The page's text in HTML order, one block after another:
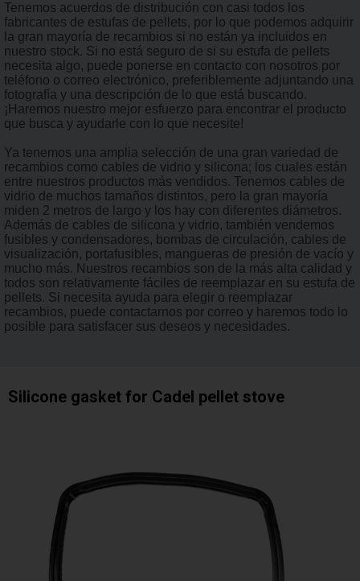
Tenemos acuerdos de distribución con casi todos los
fabricantes de estufas de pellets, por lo que podemos adquirir
la gran mayoría de recambios si no están ya incluidos en
nuestro stock. Si no está seguro de si su estufa de pellets
necesita algo, puede ponerse en contacto con nosotros por
teléfono o correo electrónico, preferiblemente adjuntando una
fotografía y una descripción de lo que está buscando.
¡Haremos nuestro mejor esfuerzo para encontrar el producto
que busca y ayudarle con lo que necesite!
Ya tenemos una amplia selección de una gran variedad de
recambios como cables de vidrio y silicona; los cuales están
entre nuestros productos más vendidos. Tenemos cables de
vidrio de muchos tamaños distintos, pero la gran mayoría
miden 2 metros de largo y los hay con diferentes diámetros.
Además de cables de silicona y vidrio, también vendemos
fusibles y condensadores, bombas de circulación, cables de
visualización, portafusibles, mangueras de presión de vacío y
mucho más. Nuestros recambios son de la más alta calidad y
todos son relativamente fáciles de reemplazar en su estufa de
pellets. Si necesita ayuda para elegir o reemplazar
recambios, puede contactarnos por correo y haremos todo lo
posible para satisfacer sus deseos y necesidades.
Silicone gasket for Cadel pellet stove